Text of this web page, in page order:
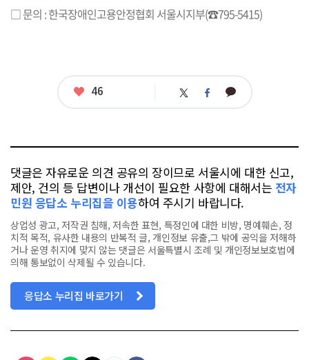
□ 문의 : 한국장애인고용안정협회 서울시지부(☎795-5415)
좋
46 트 페 카
댓글은 자유로운 의견 공유의 장이므로 서울시에 대한 신고,
제안, 건의 등 답변이나 개선이 필요한 사항에 대해서는 전자
민원 응답소 누리집을 이용하여 주시기 바랍니다.
상업성 광고, 저작권 침해, 저속한 표현, 특정인에 대한 비방, 명예훼손, 정
치적 목적, 유사한 내용의 반복적 글, 개인정보 유출,그 밖에 공익을 저해하
거나 운영 취지에 맞지 않는 댓글은 서울특별시 조례 및 개인정보보호법에
의해 통보없이 삭제될 수 있습니다.
응답소 누리집 바로가기